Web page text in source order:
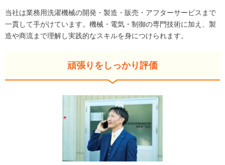
当社は業務用洗濯機械の開発・製造・販売・アフターサービスまで
一貫して手がけています。機械・電気・制御の専門技術に加え、製
造や商流まで理解し実践的なスキルを身につけられます。
頑張りをしっかり評価